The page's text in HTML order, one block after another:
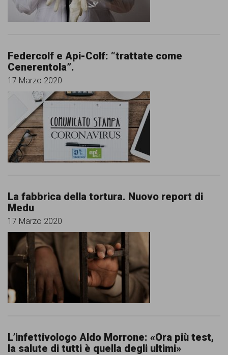
Federcolf e Api-Colf: “trattate come
Cenerentola”.
17 Marzo 2020
La fabbrica della tortura. Nuovo report di
Medu
17 Marzo 2020
L’infettivologo Aldo Morrone: «Ora più test,
la salute di tutti è quella degli ultimi»